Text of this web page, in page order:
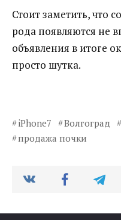
Стоит заметить, что
рода появляются не
объявления в итоге
просто шутка.
iPhone7 Волгоград
продажа почки